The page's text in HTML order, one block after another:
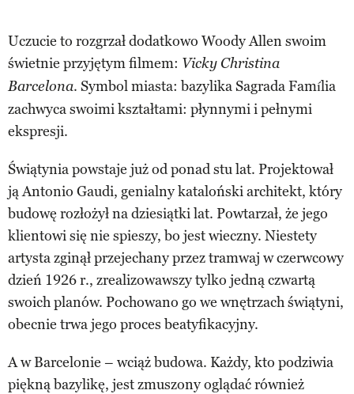
Uczucie to rozgrzał dodatkowo Woody Allen swoim
świetnie przyjętym filmem: Vicky Christina
Barcelona. Symbol miasta: bazylika Sagrada Família
zachwyca swoimi kształtami: płynnymi i pełnymi
ekspresji.
Świątynia powstaje już od ponad stu lat. Projektował
ją Antonio Gaudi, genialny kataloński architekt, który
budowę rozłożył na dziesiątki lat. Powtarzał, że jego
klientowi się nie spieszy, bo jest wieczny. Niestety
artysta zginął przejechany przez tramwaj w czerwcowy
dzień 1926 r., zrealizowawszy tylko jedną czwartą
swoich planów. Pochowano go we wnętrzach świątyni,
obecnie trwa jego proces beatyfikacyjny.
A w Barcelonie – wciąż budowa. Każdy, kto podziwia
piękną bazylikę, jest zmuszony oglądać również